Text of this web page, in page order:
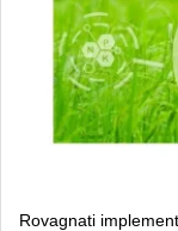
Rovagnati